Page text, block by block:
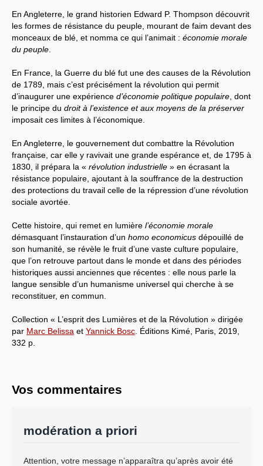
En Angleterre, le grand historien Edward P. Thompson découvrit
les formes de résistance du peuple, mourant de faim devant des
monceaux de blé, et nomma ce qui l’animait : économie morale
du peuple
En France, la Guerre du blé fut une des causes de la Révolution
de 1789, mais c’est précisément la révolution qui permit
d’inaugurer une expérience d’économie politique populaire , dont
le principe du droit à l’existence et aux moyens de la préserver
imposait ces limites à l’économique.
En Angleterre, le gouvernement dut combattre la Révolution
française, car elle y ravivait une grande espérance et, de 1795 à
1830, il prépara la « révolution industrielle » en écrasant la
résistance populaire, ajoutant à la souffrance de la destruction
des protections du travail celle de la répression d’une révolution
sociale avortée.
Cette histoire, qui remet en lumière l’économie morale
démasquant l’instauration d’un homo economicus dépouillé de
son humanité, se révèle le fruit d’une vaste culture populaire,
que l’on retrouve partout dans le monde et dans des périodes
historiques aussi anciennes que récentes : elle nous parle la
langue sensible d’un humanisme universel qui cherche à se
reconstituer, en commun.
Collection « L’esprit des Lumières et de la Révolution » dirigée
par Marc Belissa et Yannick Bosc . Éditions Kimé, Paris, 2019,
332 p.
Vos commentaires
modération a priori
Attention, votre message n’apparaîtra qu’après avoir été